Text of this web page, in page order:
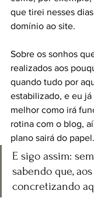
que tirei nesses
domínio ao site.
Sobre os sonhos
realizados aos
quando tudo por
estabilizado, e eu
melhor como irá
rotina com o blog,
plano sairá do papel.
E sigo assim:
sabendo que,
concretizando